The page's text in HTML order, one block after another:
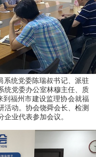
系统党委陈瑞叔书记、派驻
统党委办公室林穆主任、质
到福州市建设监理协会就福
活动。协会饶舜会长、检测
业代表参加会议。